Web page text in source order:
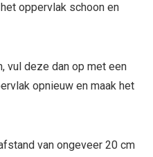
oppervlak schoon en
vul deze dan op met een
opnieuw en maak het
van ongeveer 20 cm